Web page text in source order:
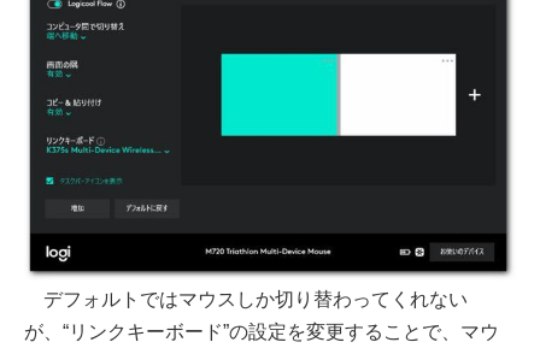
デフォルトではマウスしか切り替わってくれない
が、“リンクキーボード”の設定を変更することで、マウ